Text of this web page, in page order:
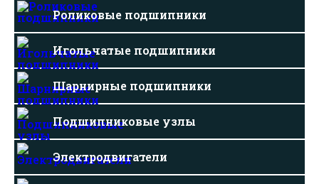
Роликовые подшипники
Игольчатые подшипники
Шарнирные подшипники
Подшипниковые узлы
Электродвигатели